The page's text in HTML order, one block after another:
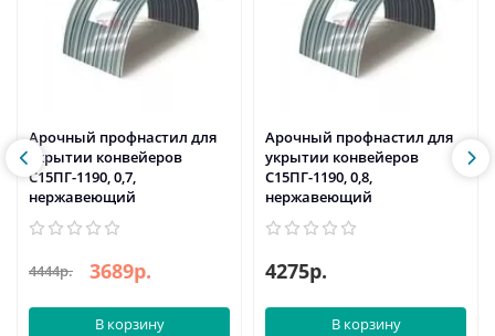
Арочный профнастил для
укрытии конвейеров
С15ПГ-1190, 0,7,
нержавеющий
4444р. 3689р.
В корзину
Арочный профнастил для
укрытии конвейеров
С15ПГ-1190, 0,8,
нержавеющий
4275р.
В корзину